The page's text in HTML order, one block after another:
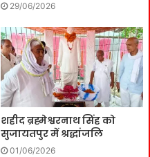
29/06/2026
शहीद ब्रह्मेश्वरनाथ सिंह को
सुजायतपुर में श्रद्धांजलि
01/06/2026